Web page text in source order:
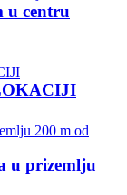
u centru
u prizemlju